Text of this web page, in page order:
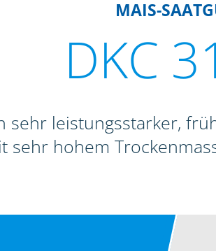
MAIS-
DKC
sehr leistungsstarker,
sehr hohem